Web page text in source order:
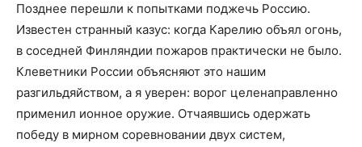
Позднее перешли к попытками поджечь Россию.
Известен странный казус: когда Карелию объял огонь,
в соседней Финляндии пожаров практически не было.
Клеветники России объясняют это нашим
разгильдяйством, а я уверен: ворог целенаправленно
применил ионное оружие. Отчаявшись одержать
победу в мирном соревновании двух систем,